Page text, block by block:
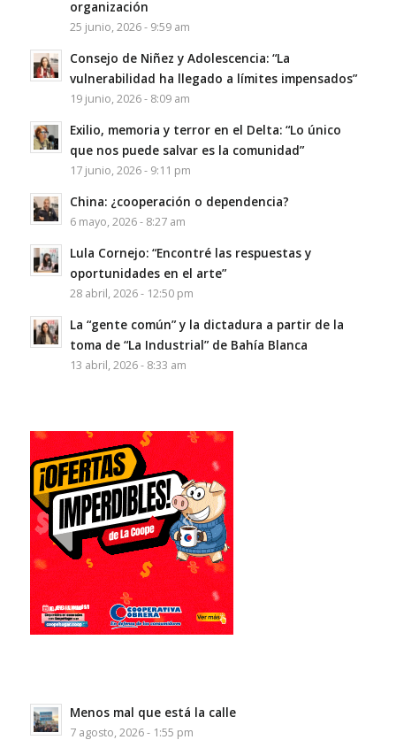
organización
25 junio, 2026 - 9:59 am
Consejo de Niñez y Adolescencia: “La
vulnerabilidad ha llegado a límites impensados”
19 junio, 2026 - 8:09 am
Exilio, memoria y terror en el Delta: “Lo único
que nos puede salvar es la comunidad”
17 junio, 2026 - 9:11 pm
China: ¿cooperación o dependencia?
6 mayo, 2026 - 8:27 am
Lula Cornejo: “Encontré las respuestas y
oportunidades en el arte”
28 abril, 2026 - 12:50 pm
La “gente común” y la dictadura a partir de la
toma de “La Industrial” de Bahía Blanca
13 abril, 2026 - 8:33 am
Menos mal que está la calle
7 agosto, 2026 - 1:55 pm